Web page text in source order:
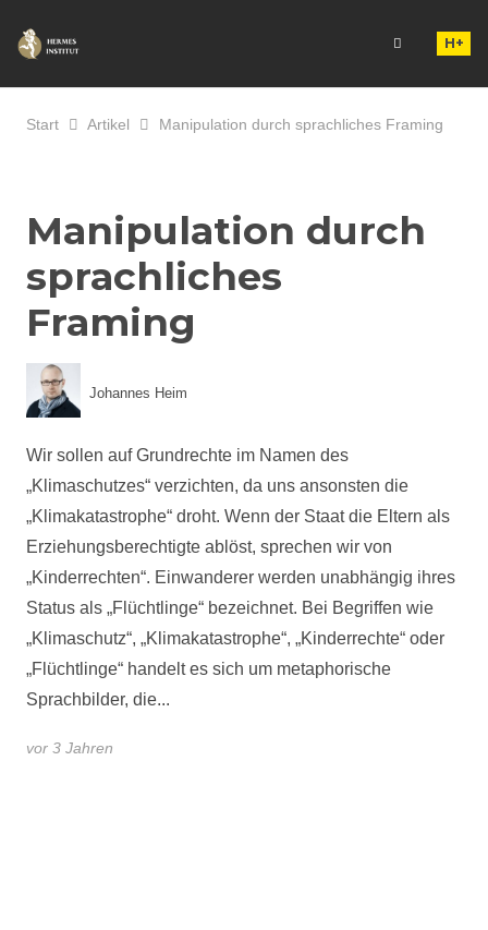
H+
Start Artikel Manipulation durch sprachliches Framing
Manipulation durch
sprachliches
Framing
Johannes Heim
Wir sollen auf Grundrechte im Namen des
„Klimaschutzes“ verzichten, da uns ansonsten die
„Klimakatastrophe“ droht. Wenn der Staat die Eltern als
Erziehungsberechtigte ablöst, sprechen wir von
„Kinderrechten“. Einwanderer werden unabhängig ihres
Status als „Flüchtlinge“ bezeichnet. Bei Begriffen wie
„Klimaschutz“, „Klimakatastrophe“, „Kinderrechte“ oder
„Flüchtlinge“ handelt es sich um metaphorische
Sprachbilder, die...
vor 3 Jahren